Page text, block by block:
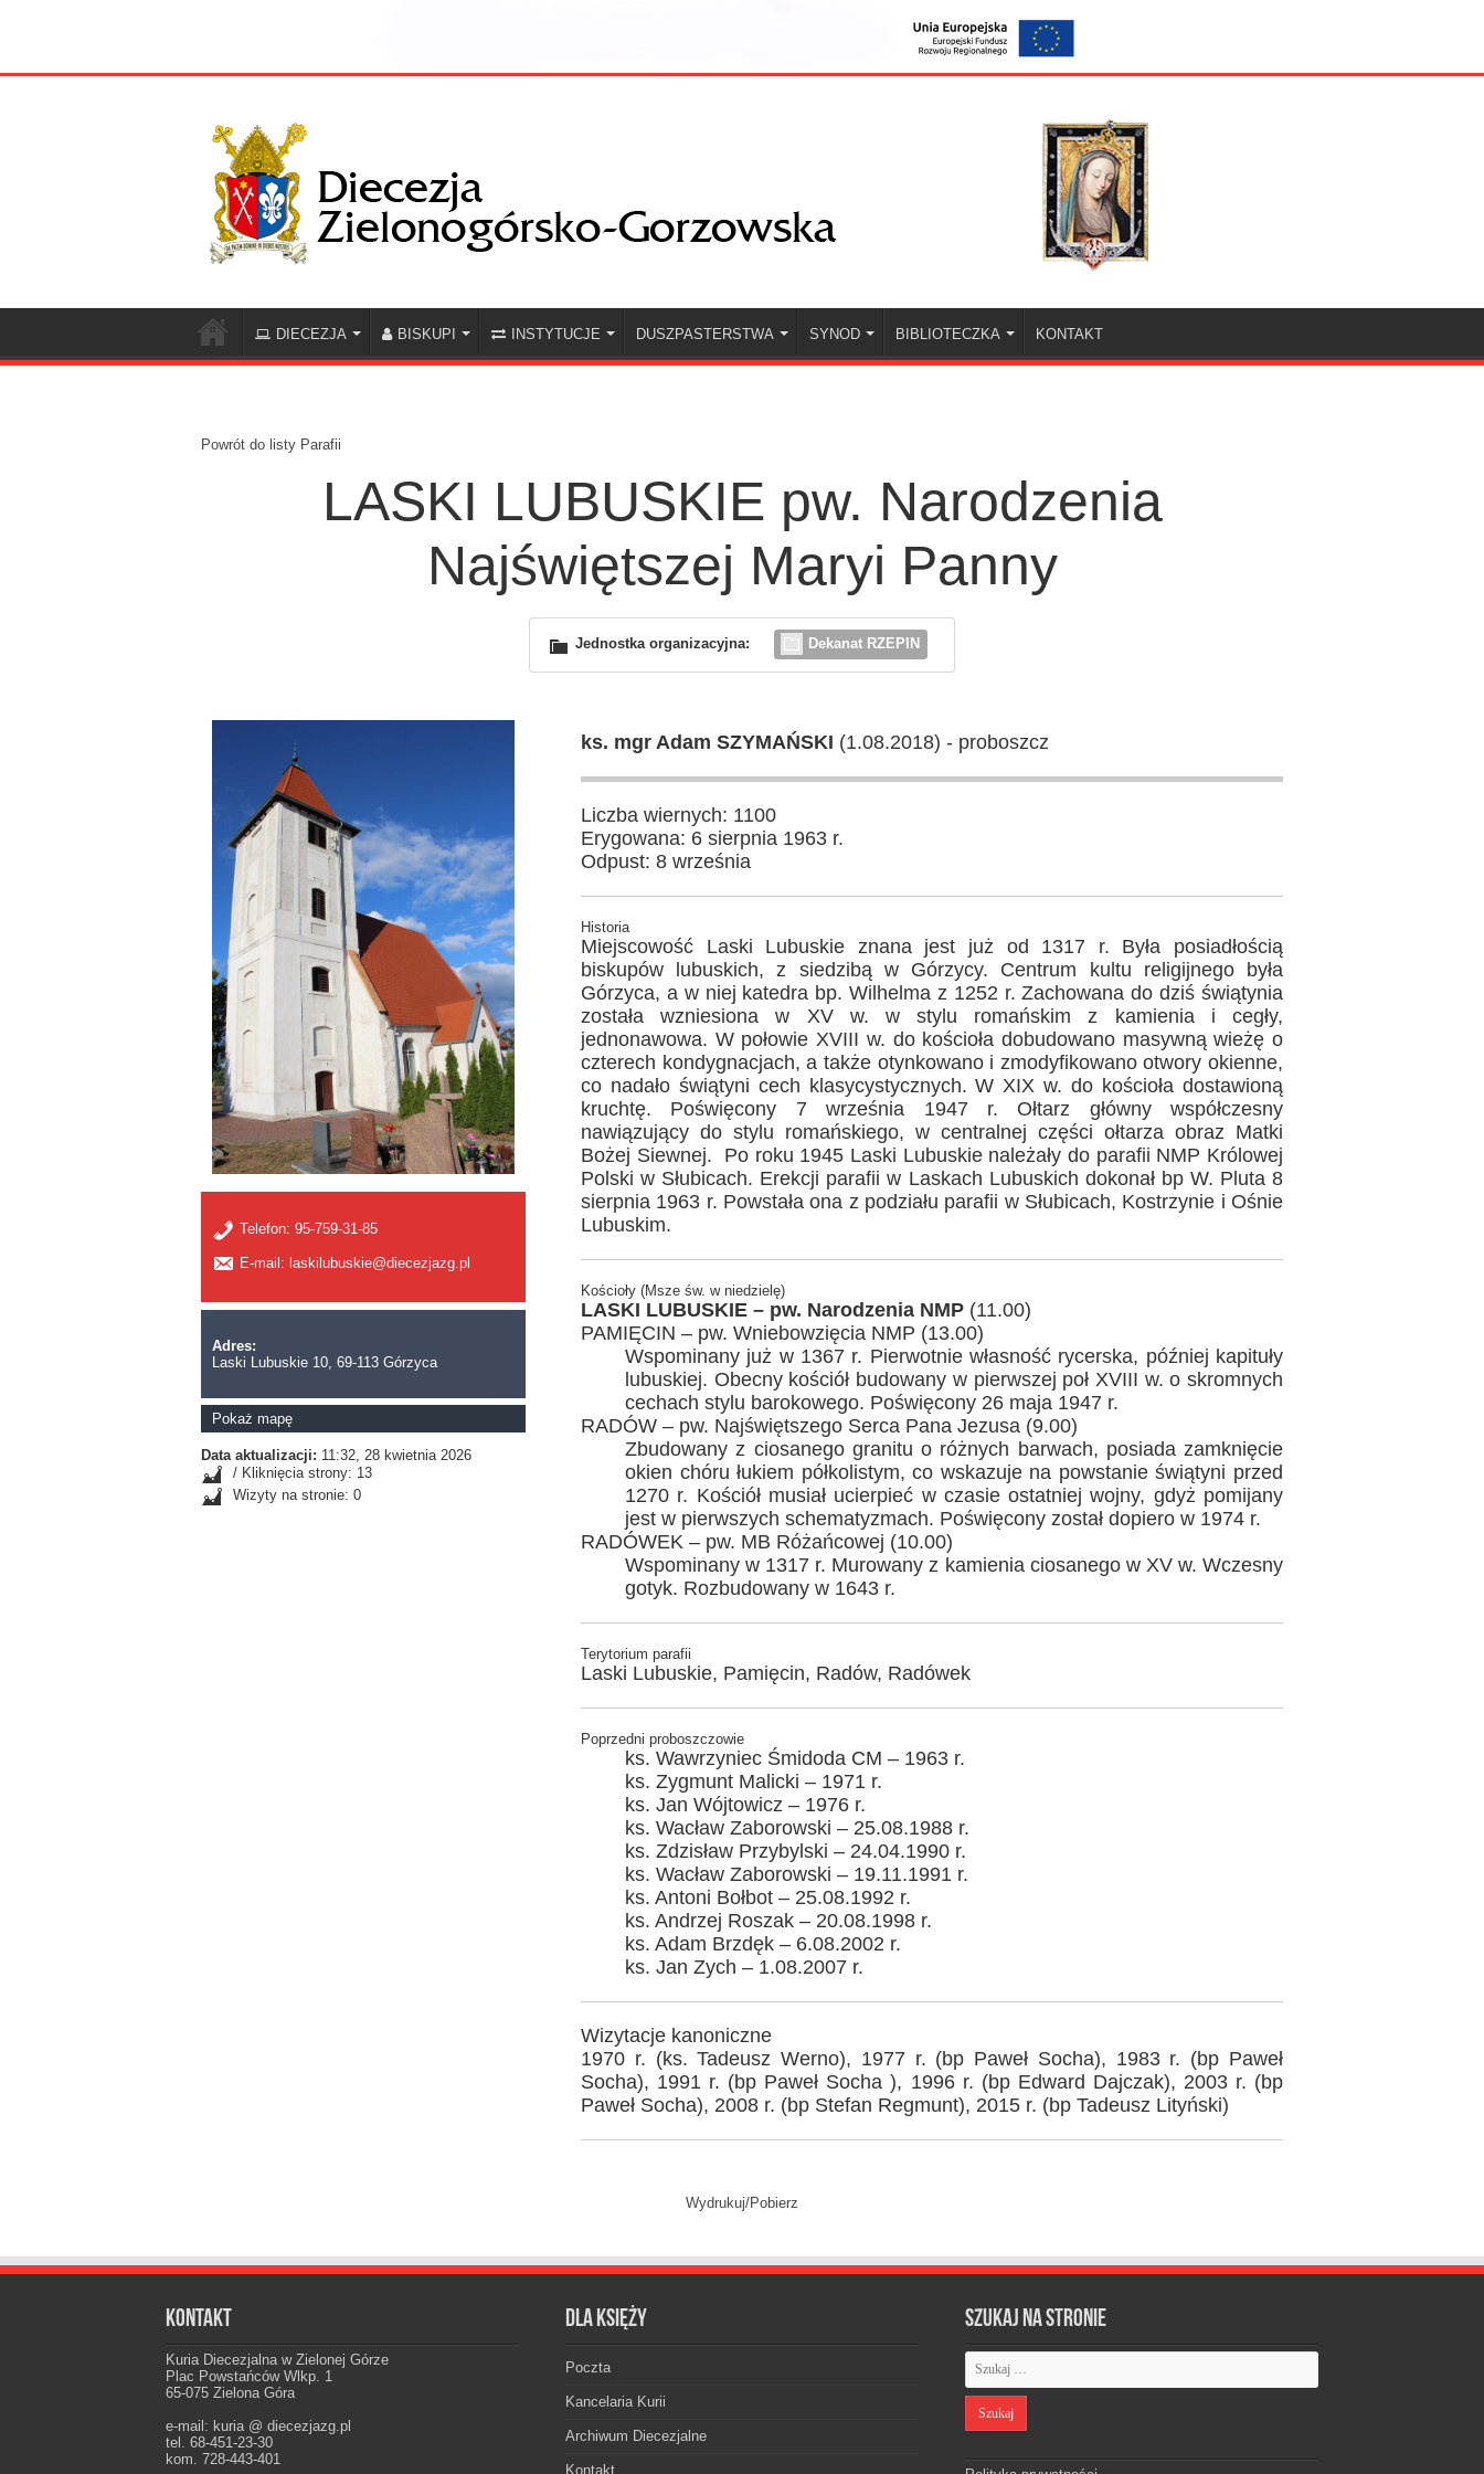
DIECEZJA BISKUPI INSTYTUCJE DUSZPASTERSTWA SYNOD BIBLIOTECZKA KONTAKT
Powrót do listy Parafii
LASKI LUBUSKIE pw. Narodzenia
Najświętszej Maryi Panny
Jednostka organizacyjna: Dekanat RZEPIN
Telefon: 95-759-31-85
E-mail: laskilubuskie@diecezjazg.pl
Adres:
Laski Lubuskie 10, 69-113 Górzyca
Pokaż mapę
Data aktualizacji: 11:32, 28 kwietnia 2026
/ Kliknięcia strony: 13
Wizyty na stronie: 0
ks. mgr Adam SZYMAŃSKI (1.08.2018) - proboszcz
Liczba wiernych: 1100
Erygowana: 6 sierpnia 1963 r.
Odpust: 8 września
Historia
Miejscowość Laski Lubuskie znana jest już od 1317 r. Była posiadłością
biskupów lubuskich, z siedzibą w Górzycy. Centrum kultu religijnego była
Górzyca, a w niej katedra bp. Wilhelma z 1252 r. Zachowana do dziś świątynia
została wzniesiona w XV w. w stylu romańskim z kamienia i cegły,
jednonawowa. W połowie XVIII w. do kościoła dobudowano masywną wieżę o
czterech kondygnacjach, a także otynkowano i zmodyfikowano otwory okienne,
co nadało świątyni cech klasycystycznych. W XIX w. do kościoła dostawioną
kruchtę. Poświęcony 7 września 1947 r. Ołtarz główny współczesny
nawiązujący do stylu romańskiego, w centralnej części ołtarza obraz Matki
Bożej Siewnej. Po roku 1945 Laski Lubuskie należały do parafii NMP Królowej
Polski w Słubicach. Erekcji parafii w Laskach Lubuskich dokonał bp W. Pluta 8
sierpnia 1963 r. Powstała ona z podziału parafii w Słubicach, Kostrzynie i Ośnie
Lubuskim.
Kościoły (Msze św. w niedzielę)
LASKI LUBUSKIE – pw. Narodzenia NMP (11.00)
PAMIĘCIN – pw. Wniebowzięcia NMP (13.00)
Wspominany już w 1367 r. Pierwotnie własność rycerska, później kapituły
lubuskiej. Obecny kościół budowany w pierwszej poł XVIII w. o skromnych
cechach stylu barokowego. Poświęcony 26 maja 1947 r.
RADÓW – pw. Najświętszego Serca Pana Jezusa (9.00)
Zbudowany z ciosanego granitu o różnych barwach, posiada zamknięcie
okien chóru łukiem półkolistym, co wskazuje na powstanie świątyni przed
1270 r. Kościół musiał ucierpieć w czasie ostatniej wojny, gdyż pomijany
jest w pierwszych schematyzmach. Poświęcony został dopiero w 1974 r.
RADÓWEK – pw. MB Różańcowej (10.00)
Wspominany w 1317 r. Murowany z kamienia ciosanego w XV w. Wczesny
gotyk. Rozbudowany w 1643 r.
Terytorium parafii
Laski Lubuskie, Pamięcin, Radów, Radówek
Poprzedni proboszczowie
ks. Wawrzyniec Śmidoda CM – 1963 r.
ks. Zygmunt Malicki – 1971 r.
ks. Jan Wójtowicz – 1976 r.
ks. Wacław Zaborowski – 25.08.1988 r.
ks. Zdzisław Przybylski – 24.04.1990 r.
ks. Wacław Zaborowski – 19.11.1991 r.
ks. Antoni Bołbot – 25.08.1992 r.
ks. Andrzej Roszak – 20.08.1998 r.
ks. Adam Brzdęk – 6.08.2002 r.
ks. Jan Zych – 1.08.2007 r.
Wizytacje kanoniczne
1970 r. (ks. Tadeusz Werno), 1977 r. (bp Paweł Socha), 1983 r. (bp Paweł
Socha), 1991 r. (bp Paweł Socha ), 1996 r. (bp Edward Dajczak), 2003 r. (bp
Paweł Socha), 2008 r. (bp Stefan Regmunt), 2015 r. (bp Tadeusz Lityński)
Wydrukuj/Pobierz
Kontakt
Kuria Diecezjalna w Zielonej Górze
Plac Powstańców Wlkp. 1
65-075 Zielona Góra
e-mail: kuria @ diecezjazg.pl
tel. 68-451-23-30
kom. 728-443-401
Dla księży
Poczta
Kancelaria Kurii
Archiwum Diecezjalne
Kontakt
Szukaj na stronie